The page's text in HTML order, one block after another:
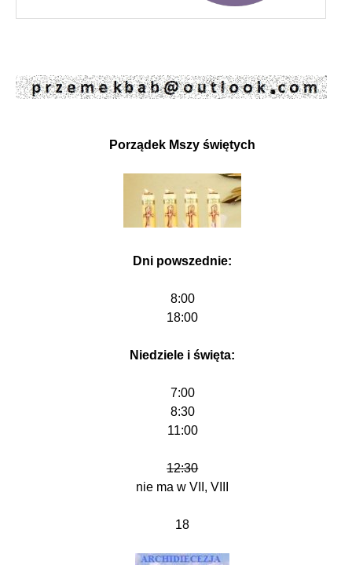
Porządek Mszy świętych
Dni powszednie:
8:00
18:00
Niedziele i święta:
7:00
8:30
11:00
12:30
nie ma w VII, VIII
18